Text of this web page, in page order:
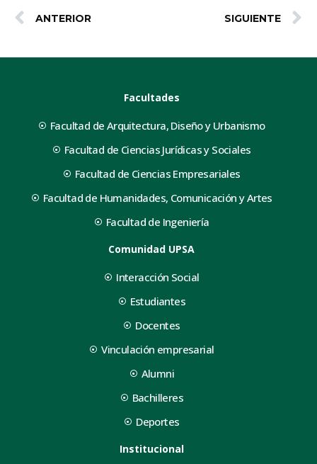
ANTERIOR SIGUIENTE
Facultades
Facultad de Arquitectura, Diseño y Urbanismo
Facultad de Ciencias Jurídicas y Sociales
Facultad de Ciencias Empresariales
Facultad de Humanidades, Comunicación y Artes
Facultad de Ingeniería
Comunidad UPSA
Interacción Social
Estudiantes
Docentes
Vinculación empresarial
Alumni
Bachilleres
Deportes
Institucional